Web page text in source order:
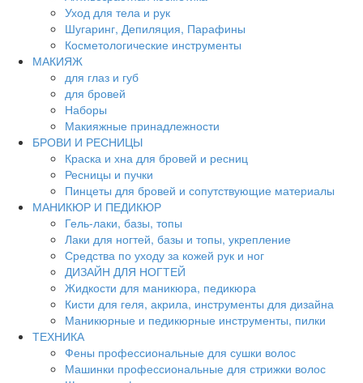
Уход для тела и рук
Шугаринг, Депиляция, Парафины
Косметологические инструменты
МАКИЯЖ
для глаз и губ
для бровей
Наборы
Макияжные принадлежности
БРОВИ И РЕСНИЦЫ
Краска и хна для бровей и ресниц
Ресницы и пучки
Пинцеты для бровей и сопутствующие материалы
МАНИКЮР И ПЕДИКЮР
Гель-лаки, базы, топы
Лаки для ногтей, базы и топы, укрепление
Средства по уходу за кожей рук и ног
ДИЗАЙН ДЛЯ НОГТЕЙ
Жидкости для маникюра, педикюра
Кисти для геля, акрила, инструменты для дизайна
Маникюрные и педикюрные инструменты, пилки
ТЕХНИКА
Фены профессиональные для сушки волос
Машинки профессиональные для стрижки волос